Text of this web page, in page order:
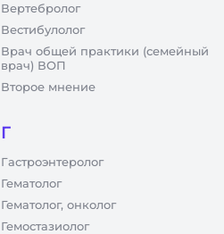
Вертебролог
Вестибулолог
Врач общей практики (семейный
врач) ВОП
Второе мнение
Г
Гастроэнтеролог
Гематолог
Гематолог, онколог
Гемостазиолог